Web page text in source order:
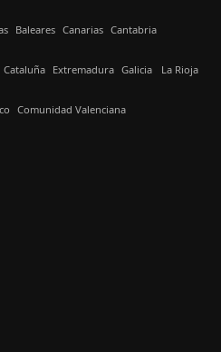
Baleares Canarias Cantabria
Cataluña Extremadura Galicia La Rioja
Comunidad Valenciana